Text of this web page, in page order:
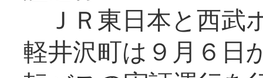
ＪＲ東日本と西武
軽井沢町は９月６日